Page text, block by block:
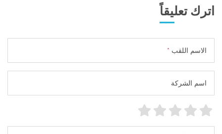
اترك تعليقاً
الاسم اللقب *
اسم الشركة